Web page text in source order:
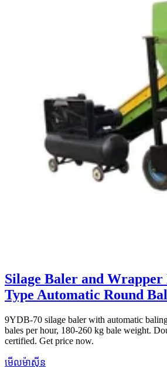
Silage Baler and Wrapper
Type Automatic Round
9YDB-70 silage baler with automatic
bales per hour, 180-260 kg bale weight.
certified. Get price now.
មើលម៉ាស៊ីន